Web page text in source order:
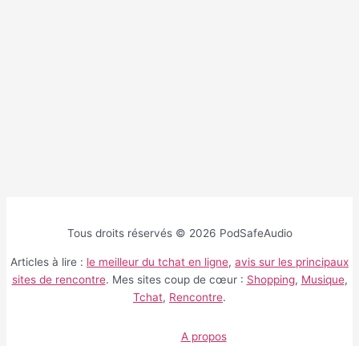
Tous droits réservés © 2026 PodSafeAudio
Articles à lire : le meilleur du tchat en ligne, avis sur les principaux
sites de rencontre. Mes sites coup de cœur : Shopping, Musique,
Tchat, Rencontre.
A propos